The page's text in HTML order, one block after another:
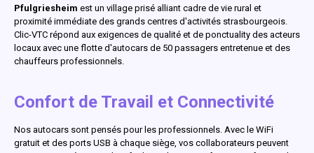
Pfulgriesheim est un village prisé alliant cadre de vie rural et
proximité immédiate des grands centres d'activités strasbourgeois.
Clic-VTC répond aux exigences de qualité et de ponctuality des acteurs
locaux avec une flotte d'autocars de 50 passagers entretenue et des
chauffeurs professionnels.
Confort de Travail et Connectivité
Nos autocars sont pensés pour les professionnels. Avec le WiFi
gratuit et des ports USB à chaque siège, vos collaborateurs peuvent